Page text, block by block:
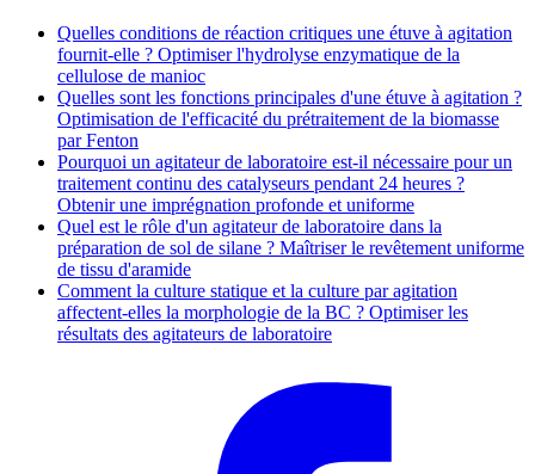
Quelles conditions de réaction critiques une étuve à agitation
fournit-elle ? Optimiser l'hydrolyse enzymatique de la
cellulose de manioc
Quelles sont les fonctions principales d'une étuve à agitation ?
Optimisation de l'efficacité du prétraitement de la biomasse
par Fenton
Pourquoi un agitateur de laboratoire est-il nécessaire pour un
traitement continu des catalyseurs pendant 24 heures ?
Obtenir une imprégnation profonde et uniforme
Quel est le rôle d'un agitateur de laboratoire dans la
préparation de sol de silane ? Maîtriser le revêtement uniforme
de tissu d'aramide
Comment la culture statique et la culture par agitation
affectent-elles la morphologie de la BC ? Optimiser les
résultats des agitateurs de laboratoire